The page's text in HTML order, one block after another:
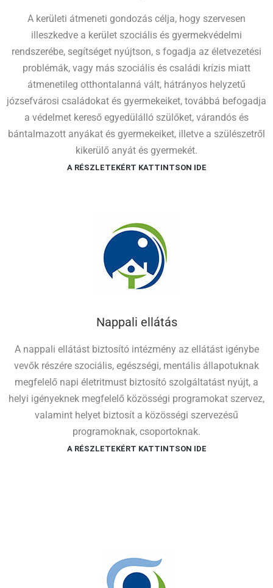
A kerületi átmeneti gondozás célja, hogy szervesen
illeszkedve a kerület szociális és gyermekvédelmi
rendszerébe, segítséget nyújtson, s fogadja az életvezetési
problémák, vagy más szociális és családi krízis miatt
átmenetileg otthontalanná vált, hátrányos helyzetű
józsefvárosi családokat és gyermekeiket, továbbá befogadja
a védelmet kereső egyedülálló szülőket, várandós és
bántalmazott anyákat és gyermekeiket, illetve a szülészetről
kikerülő anyát és gyermekét.
A RÉSZLETEKÉRT KATTINTSON IDE
Nappali ellátás
A nappali ellátást biztosító intézmény az ellátást igénybe
vevők részére szociális, egészségi, mentális állapotuknak
megfelelő napi életritmust biztosító szolgáltatást nyújt, a
helyi igényeknek megfelelő közösségi programokat szervez,
valamint helyet biztosít a közösségi szervezésű
programoknak, csoportoknak.
A RÉSZLETEKÉRT KATTINTSON IDE